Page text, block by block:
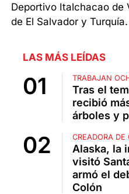
Deportivo Italchacao de
de El Salvador y Turquía.
LAS MÁS LEÍDAS
TRABAJAN
Tras el
recibió
árboles y
CREADORA DE
Alaska, la
visitó
armó el
Colón